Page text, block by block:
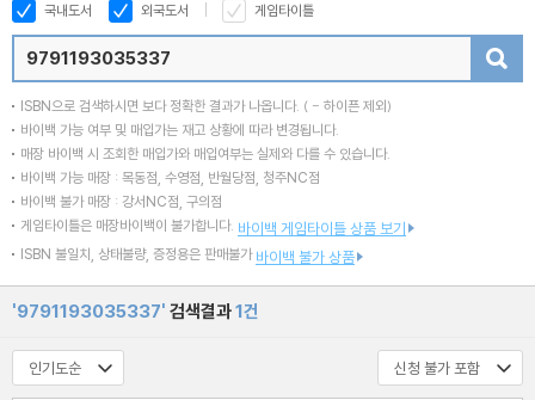
국내도서 외국도서 게임타이틀
ISBN으로 검색하시면 보다 정확한 결과가 나옵니다. ( - 하이픈 제외)
바이백 가능 여부 및 매입가는 재고 상황에 따라 변경됩니다.
매장 바이백 시 조회한 매입가와 매입여부는 실제와 다를 수 있습니다.
바이백 가능 매장 : 목동점, 수영점, 반월당점, 청주NC점
바이백 불가 매장 : 강서NC점, 구의점
게임타이틀은 매장바이백이 불가합니다. 바이백 게임타이틀 상품 보기
ISBN 불일치, 상태불량, 증정용은 판매불가 바이백 불가 상품
'9791193035337' 검색결과1건